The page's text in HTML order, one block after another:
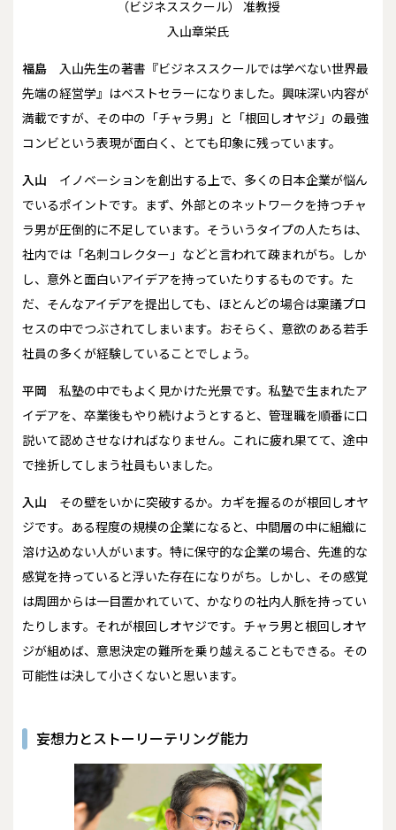
（ビジネススクール） 准教授
入山章栄氏
福島 入山先生の著書『ビジネススクールでは学べない世界最
先端の経営学』はベストセラーになりました。興味深い内容が
満載ですが、その中の「チャラ男」と「根回しオヤジ」の最強
コンビという表現が面白く、とても印象に残っています。
入山 イノベーションを創出する上で、多くの日本企業が悩ん
でいるポイントです。まず、外部とのネットワークを持つチャ
ラ男が圧倒的に不足しています。そういうタイプの人たちは、
社内では「名刺コレクター」などと言われて疎まれがち。しか
し、意外と面白いアイデアを持っていたりするものです。た
だ、そんなアイデアを提出しても、ほとんどの場合は稟議プロ
セスの中でつぶされてしまいます。おそらく、意欲のある若手
社員の多くが経験していることでしょう。
平岡 私塾の中でもよく見かけた光景です。私塾で生まれたア
イデアを、卒業後もやり続けようとすると、管理職を順番に口
説いて認めさせなければなりません。これに疲れ果てて、途中
で挫折してしまう社員もいました。
入山 その壁をいかに突破するか。カギを握るのが根回しオヤ
ジです。ある程度の規模の企業になると、中間層の中に組織に
溶け込めない人がいます。特に保守的な企業の場合、先進的な
感覚を持っていると浮いた存在になりがち。しかし、その感覚
は周囲からは一目置かれていて、かなりの社内人脈を持ってい
たりします。それが根回しオヤジです。チャラ男と根回しオヤ
ジが組めば、意思決定の難所を乗り越えることもできる。その
可能性は決して小さくないと思います。
妄想力とストーリーテリング能力